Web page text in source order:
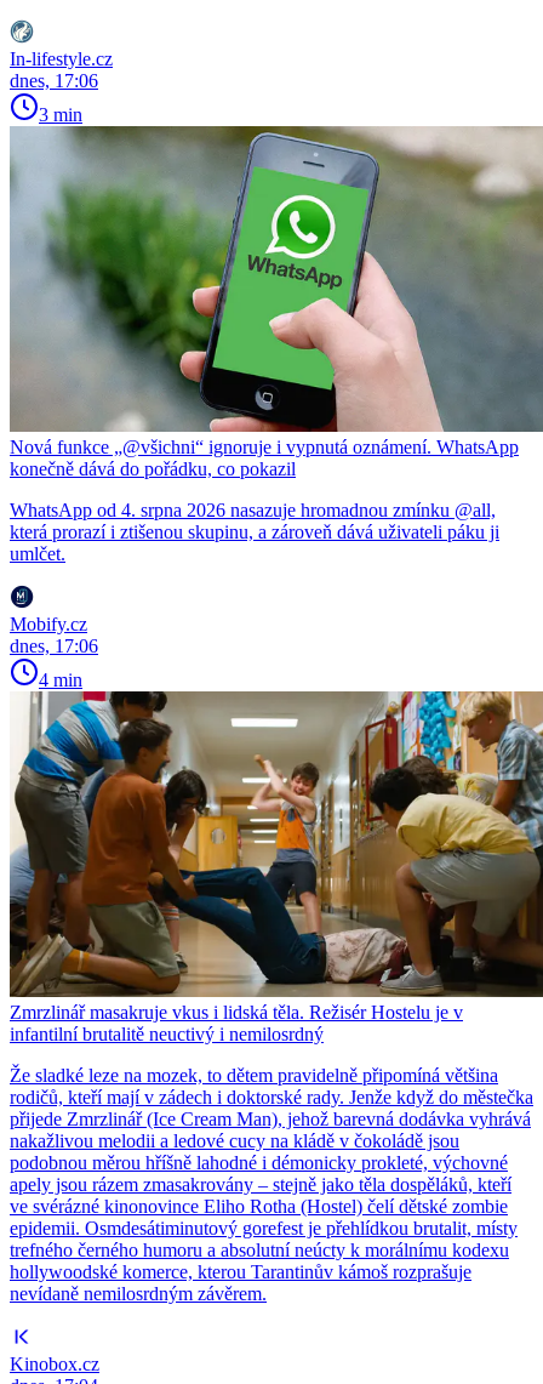
In-lifestyle.cz
dnes, 17:06
3 min
Nová funkce „@všichni“ ignoruje i vypnutá oznámení. WhatsApp
konečně dává do pořádku, co pokazil
WhatsApp od 4. srpna 2026 nasazuje hromadnou zmínku @all,
která prorazí i ztišenou skupinu, a zároveň dává uživateli páku ji
umlčet.
Mobify.cz
dnes, 17:06
4 min
Zmrzlinář masakruje vkus i lidská těla. Režisér Hostelu je v
infantilní brutalitě neuctivý i nemilosrdný
Že sladké leze na mozek, to dětem pravidelně připomíná většina
rodičů, kteří mají v zádech i doktorské rady. Jenže když do městečka
přijede Zmrzlinář (Ice Cream Man), jehož barevná dodávka vyhrává
nakažlivou melodii a ledové cucy na kládě v čokoládě jsou
podobnou měrou hříšně lahodné i démonicky prokleté, výchovné
apely jsou rázem zmasakrovány – stejně jako těla dospěláků, kteří
ve svérázné kinonovince Eliho Rotha (Hostel) čelí dětské zombie
epidemii. Osmdesátiminutový gorefest je přehlídkou brutalit, místy
trefného černého humoru a absolutní neúcty k morálnímu kodexu
hollywoodské komerce, kterou Tarantinův kámoš rozprašuje
nevídaně nemilosrdným závěrem.
Kinobox.cz